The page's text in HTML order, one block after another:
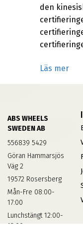
den
Läs mer
ABS WHEELS
SWEDEN AB
556839 5429
Göran Hammarsjös
Väg 2
19572 Rosersberg
Mån-Fre 08:00-
17:00
Lunchstängt 12:00-
13:00